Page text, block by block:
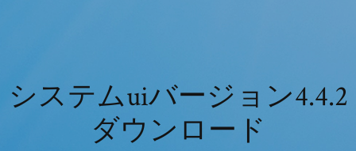
システムuiバージョン4.4.2
ダウンロード